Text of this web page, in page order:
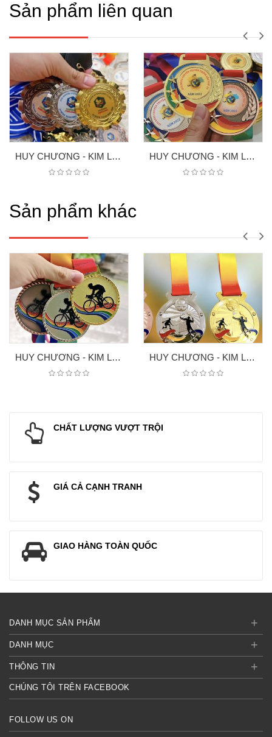
Sản phẩm liên quan
HUY CHƯƠNG - KIM LOẠI 1 HUY CHƯƠNG - KIM LOAI HL
Sản phẩm khác
HUY CHƯƠNG - KIM LOAI XE ĐẠP HUY CHƯƠNG - KIM LOAI 7
CHẤT LƯỢNG VƯỢT TRỘI
GIÁ CẢ CẠNH TRANH
GIAO HÀNG TOÀN QUỐC
DANH MỤC SẢN PHẨM +
DANH MỤC +
THÔNG TIN +
CHÚNG TÔI TRÊN FACEBOOK
FOLLOW US ON